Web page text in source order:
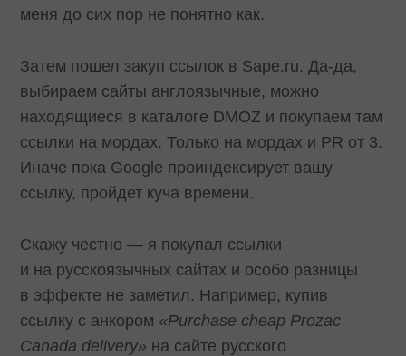
меня до сих пор не понятно как.
Затем пошел закуп ссылок в Sape.ru. Да-да,
выбираем сайты англоязычные, можно
находящиеся в каталоге DMOZ и покупаем там
ссылки на мордах. Только на мордах и PR от 3.
Иначе пока Google проиндексирует вашу
ссылку, пройдет куча времени.
Скажу честно — я покупал ссылки
и на русскоязычных сайтах и особо разницы
в эффекте не заметил. Например, купив
ссылку с анкором «Purchase cheap Prozac
Canada delivery» на сайте русского